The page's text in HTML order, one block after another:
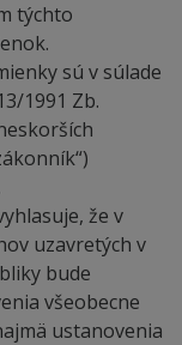
týchto
sú v súlade
1991 Zb.
že v
uzavretých v
bude
všeobecne
ustanovenia